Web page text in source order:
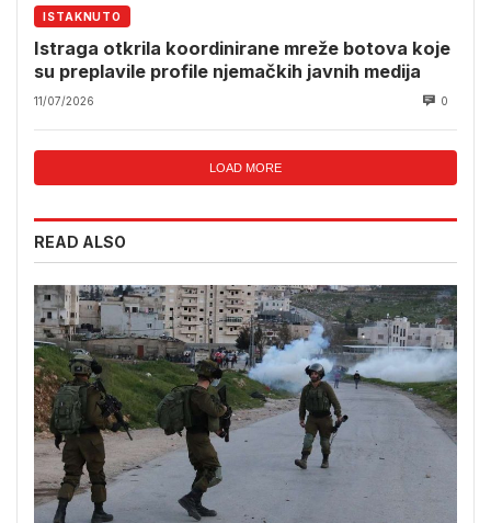
ISTAKNUTO
Istraga otkrila koordinirane mreže botova koje
su preplavile profile njemačkih javnih medija
11/07/2026 0
LOAD MORE
READ ALSO